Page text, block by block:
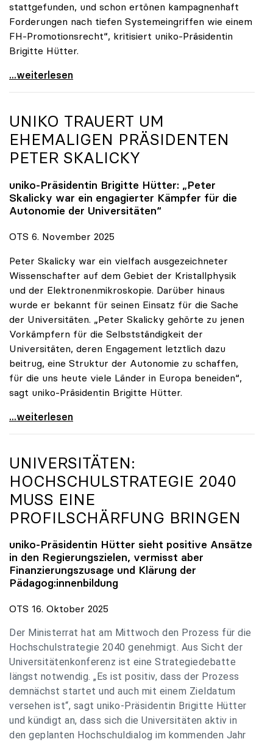
stattgefunden, und schon ertönen kampagnenhaft
Forderungen nach tiefen Systemeingriffen wie einem
FH-Promotionsrecht“, kritisiert uniko-Präsidentin
Brigitte Hütter.
„Deplatzierte Kampagne“: uniko irritiert über
...weiterlesen
UNIKO TRAUERT UM
EHEMALIGEN PRÄSIDENTEN
PETER SKALICKY
uniko-Präsidentin Brigitte Hütter: „Peter
Skalicky war ein engagierter Kämpfer für die
Autonomie der Universitäten“
OTS 6. November 2025
Peter Skalicky war ein vielfach ausgezeichneter
Wissenschafter auf dem Gebiet der Kristallphysik
und der Elektronenmikroskopie. Darüber hinaus
wurde er bekannt für seinen Einsatz für die Sache
der Universitäten. „Peter Skalicky gehörte zu jenen
Vorkämpfern für die Selbstständigkeit der
Universitäten, deren Engagement letztlich dazu
beitrug, eine Struktur der Autonomie zu schaffen,
für die uns heute viele Länder in Europa beneiden“,
sagt uniko-Präsidentin Brigitte Hütter.
uniko trauert um ehemaligen Präsidenten Peter
...weiterlesen
UNIVERSITÄTEN:
HOCHSCHULSTRATEGIE 2040
MUSS EINE
PROFILSCHÄRFUNG BRINGEN
uniko-Präsidentin Hütter sieht positive Ansätze
in den Regierungszielen, vermisst aber
Finanzierungszusage und Klärung der
Pädagog:innenbildung
OTS 16. Oktober 2025
Der Ministerrat hat am Mittwoch den Prozess für die
Hochschulstrategie 2040 genehmigt. Aus Sicht der
Universitätenkonferenz ist eine Strategiedebatte
längst notwendig. „Es ist positiv, dass der Prozess
demnächst startet und auch mit einem Zieldatum
versehen ist“, sagt uniko-Präsidentin Brigitte Hütter
und kündigt an, dass sich die Universitäten aktiv in
den geplanten Hochschuldialog im kommenden Jahr